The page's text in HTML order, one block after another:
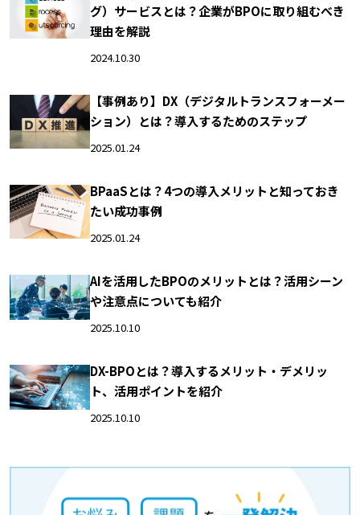
グ）サービスとは？企業がBPOに取り組むべき
理由を解説
2024.10.30
【事例あり】DX（デジタルトランスフォーメー
ション）とは？導入するためのステップ
2025.01.24
BPaaSとは？4つの導入メリットと知っておき
たい成功事例
2025.01.24
AIを活用したBPOのメリットとは？活用シーン
や注意点についても紹介
2025.10.10
DX-BPOとは？導入するメリット・デメリッ
ト、活用ポイントを紹介
2025.10.10